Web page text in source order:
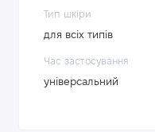
Тип шкіри
для всіх типів
Час застосування
універсальний